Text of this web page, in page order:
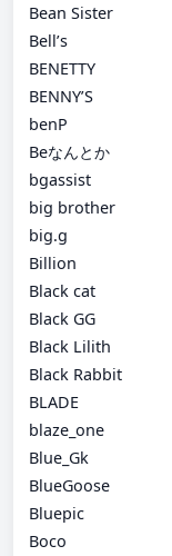
Bean Sister
Bell’s
BENETTY
BENNY’S
benP
Beなんとか
bgassist
big brother
big.g
Billion
Black cat
Black GG
Black Lilith
Black Rabbit
BLADE
blaze_one
Blue_Gk
BlueGoose
Bluepic
Boco